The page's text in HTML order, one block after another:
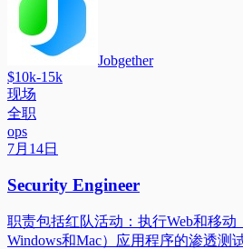
Jobgether
$10k-15k
现场
全职
ops
7月14日
Security Engineer
职责包括红队活动：执行Web和移动
Windows和Mac）应用程序的渗透测